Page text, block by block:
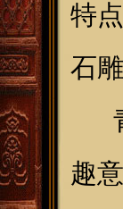
特
石
青
趣